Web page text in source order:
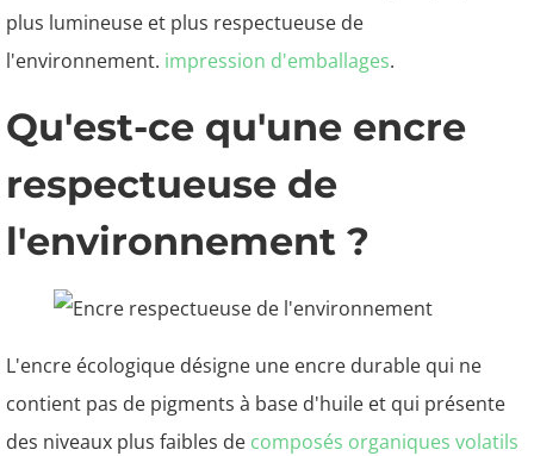
plus lumineuse et plus respectueuse de
l'environnement. impression d'emballages.
Qu'est-ce qu'une encre
respectueuse de
l'environnement ?
L'encre écologique désigne une encre durable qui ne
contient pas de pigments à base d'huile et qui présente
des niveaux plus faibles de composés organiques volatils